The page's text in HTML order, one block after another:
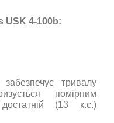
USK 4-100b:
забезпечує тривалу
помірним
(13 к.с.)